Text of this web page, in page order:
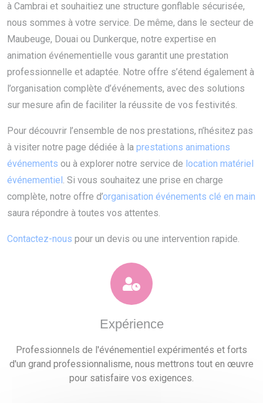
à Cambrai et souhaitiez une structure gonflable sécurisée,
nous sommes à votre service. De même, dans le secteur de
Maubeuge, Douai ou Dunkerque, notre expertise en
animation événementielle vous garantit une prestation
professionnelle et adaptée. Notre offre s’étend également à
l’organisation complète d’événements, avec des solutions
sur mesure afin de faciliter la réussite de vos festivités.
Pour découvrir l’ensemble de nos prestations, n’hésitez pas
à visiter notre page dédiée à la prestations animations
événements ou à explorer notre service de location matériel
événementiel . Si vous souhaitez une prise en charge
complète, notre offre d’organisation événements clé en main
saura répondre à toutes vos attentes.
Contactez-nous pour un devis ou une intervention rapide.
Expérience
Professionnels de l'événementiel expérimentés et forts
d'un grand professionnalisme, nous mettrons tout en œuvre
pour satisfaire vos exigences.